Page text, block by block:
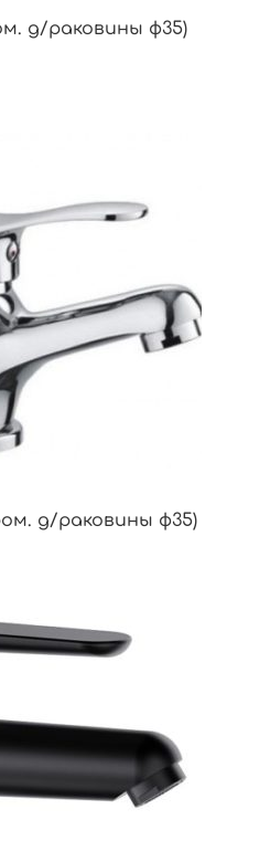
д/раковины ф35)
д/раковины ф35)